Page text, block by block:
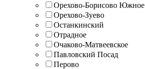
Орехово-Борисово Южное
Орехово-Зуево
Останкинский
Отрадное
Очаково-Матвеевское
Павловский Посад
Перово